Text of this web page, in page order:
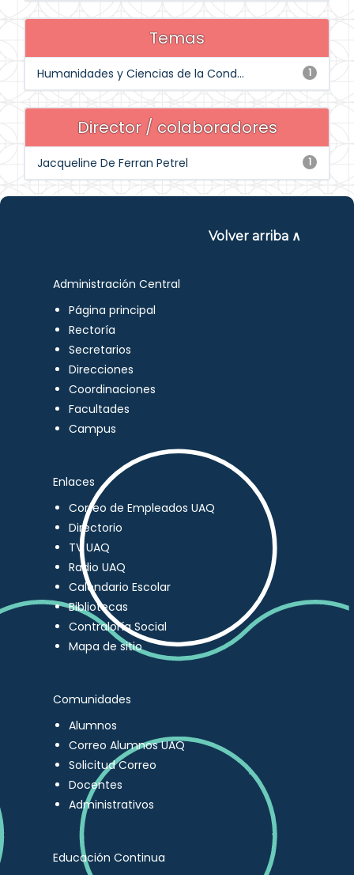
Temas
1
Humanidades y Ciencias de la Cond...
Director / colaboradores
1
Jacqueline De Ferran Petrel
Volver arriba ∧
Administración Central
Página principal
Rectoría
Secretarios
Direcciones
Coordinaciones
Facultades
Campus
Enlaces
Correo de Empleados UAQ
Directorio
TV UAQ
Radio UAQ
Calendario Escolar
Bibliotecas
Contraloría Social
Mapa de sitio
Comunidades
Alumnos
Correo Alumnos UAQ
Solicitud Correo
Docentes
Administrativos
Educación Continua